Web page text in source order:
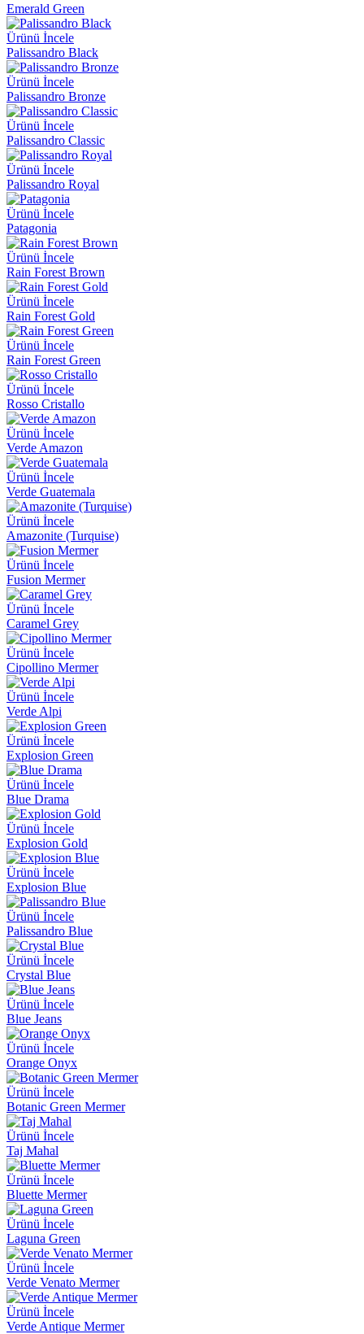
Emerald Green
Ürünü İncele
Palissandro Black
Ürünü İncele
Palissandro Bronze
Ürünü İncele
Palissandro Classic
Ürünü İncele
Palissandro Royal
Ürünü İncele
Patagonia
Ürünü İncele
Rain Forest Brown
Ürünü İncele
Rain Forest Gold
Ürünü İncele
Rain Forest Green
Ürünü İncele
Rosso Cristallo
Ürünü İncele
Verde Amazon
Ürünü İncele
Verde Guatemala
Ürünü İncele
Amazonite (Turquise)
Ürünü İncele
Fusion Mermer
Ürünü İncele
Caramel Grey
Ürünü İncele
Cipollino Mermer
Ürünü İncele
Verde Alpi
Ürünü İncele
Explosion Green
Ürünü İncele
Blue Drama
Ürünü İncele
Explosion Gold
Ürünü İncele
Explosion Blue
Ürünü İncele
Palissandro Blue
Ürünü İncele
Crystal Blue
Ürünü İncele
Blue Jeans
Ürünü İncele
Orange Onyx
Ürünü İncele
Botanic Green Mermer
Ürünü İncele
Taj Mahal
Ürünü İncele
Bluette Mermer
Ürünü İncele
Laguna Green
Ürünü İncele
Verde Venato Mermer
Ürünü İncele
Verde Antique Mermer